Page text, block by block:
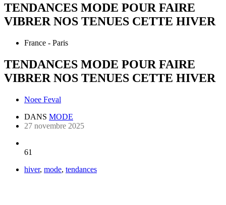
TENDANCES MODE POUR FAIRE
VIBRER NOS TENUES CETTE HIVER
France - Paris
TENDANCES MODE POUR FAIRE
VIBRER NOS TENUES CETTE HIVER
Noee Feval
DANS MODE
27 novembre 2025
61
hiver, mode, tendances